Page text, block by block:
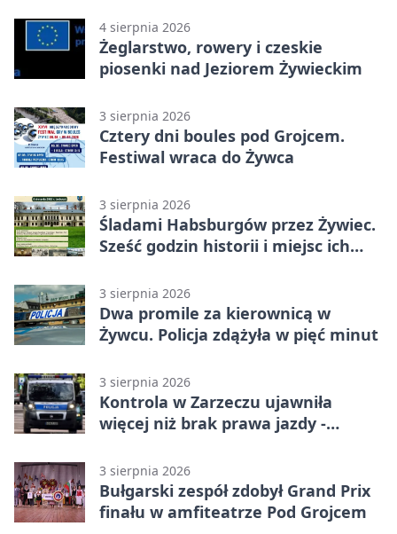
4 sierpnia 2026
Żeglarstwo, rowery i czeskie
piosenki nad Jeziorem Żywieckim
3 sierpnia 2026
Cztery dni boules pod Grojcem.
Festiwal wraca do Żywca
3 sierpnia 2026
Śladami Habsburgów przez Żywiec.
Sześć godzin historii i miejsc ich
3 sierpnia 2026
Dwa promile za kierownicą w
Żywcu. Policja zdążyła w pięć minut
3 sierpnia 2026
Kontrola w Zarzeczu ujawniła
więcej niż brak prawa jazdy -
3 sierpnia 2026
Bułgarski zespół zdobył Grand Prix
finału w amfiteatrze Pod Grojcem